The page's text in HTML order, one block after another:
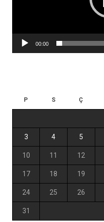
00:00
P S Ç
3 4 5
10 11 12
17 18 19
24 25 26
31